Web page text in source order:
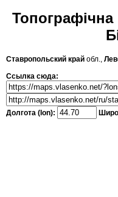
Топографічна
Ставропольский край обл.,
Ссылка сюда:
Долгота (lon):